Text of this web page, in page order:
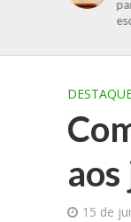
15 de